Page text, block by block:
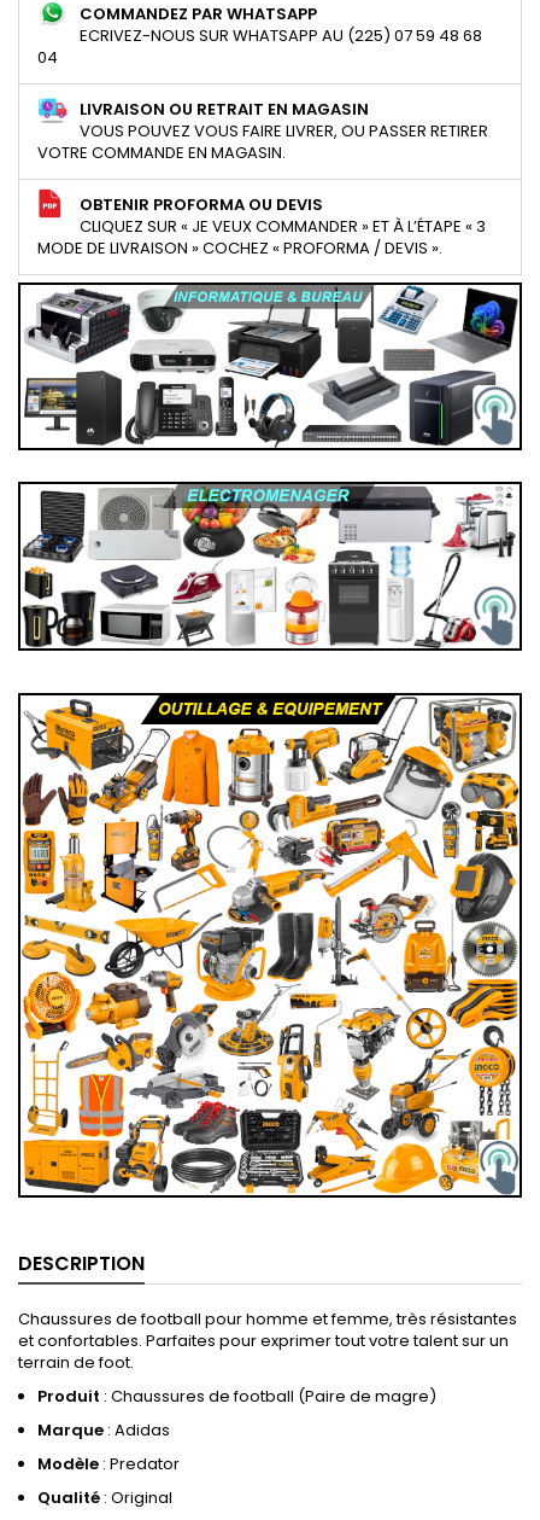
COMMANDEZ PAR WHATSAPP
ECRIVEZ-NOUS SUR WHATSAPP AU (225) 07 59 48 68
04
LIVRAISON OU RETRAIT EN MAGASIN
VOUS POUVEZ VOUS FAIRE LIVRER, OU PASSER RETIRER
VOTRE COMMANDE EN MAGASIN.
OBTENIR PROFORMA OU DEVIS
CLIQUEZ SUR « JE VEUX COMMANDER » ET À L’ÉTAPE « 3
MODE DE LIVRAISON » COCHEZ « PROFORMA / DEVIS ».
DESCRIPTION
Chaussures de football pour homme et femme, très résistantes
et confortables. Parfaites pour exprimer tout votre talent sur un
terrain de foot.
Produit : Chaussures de football (Paire de magre)
Marque : Adidas
Modèle : Predator
Qualité : Original